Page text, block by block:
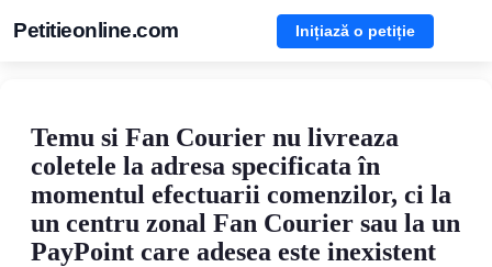
Petitieonline.com Inițiază o petiție
Temu si Fan Courier nu livreaza
coletele la adresa specificata în
momentul efectuarii comenzilor, ci la
un centru zonal Fan Courier sau la un
PayPoint care adesea este inexistent